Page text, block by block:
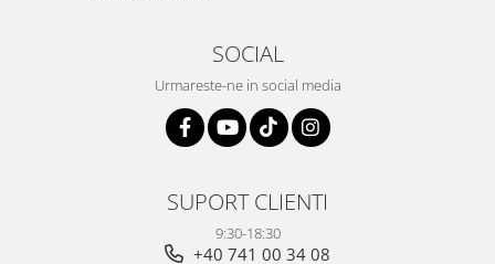
SOCIAL
Urmareste-ne in social media
SUPORT CLIENTI
9:30-18:30
+40 741 00 34 08